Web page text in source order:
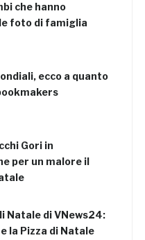
che hanno
foto di famiglia
ecco a quanto
Gori in
per un malore il
Natale di VNews24:
la Pizza di Natale